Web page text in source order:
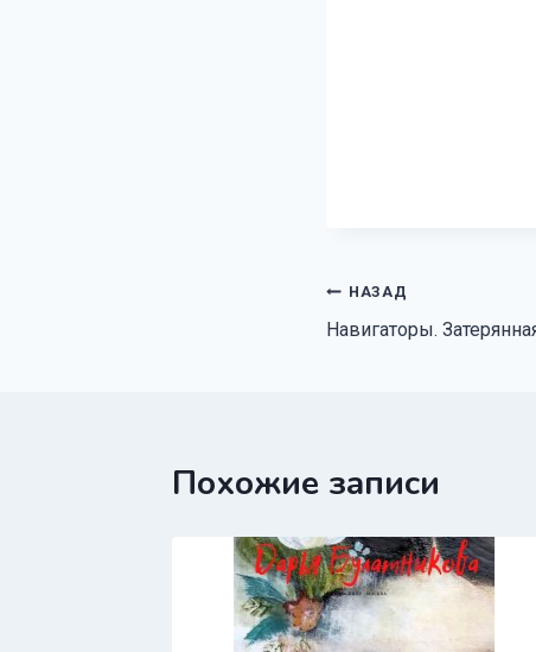
Навигация
по
НАЗАД
Навигаторы.
Похожие записи